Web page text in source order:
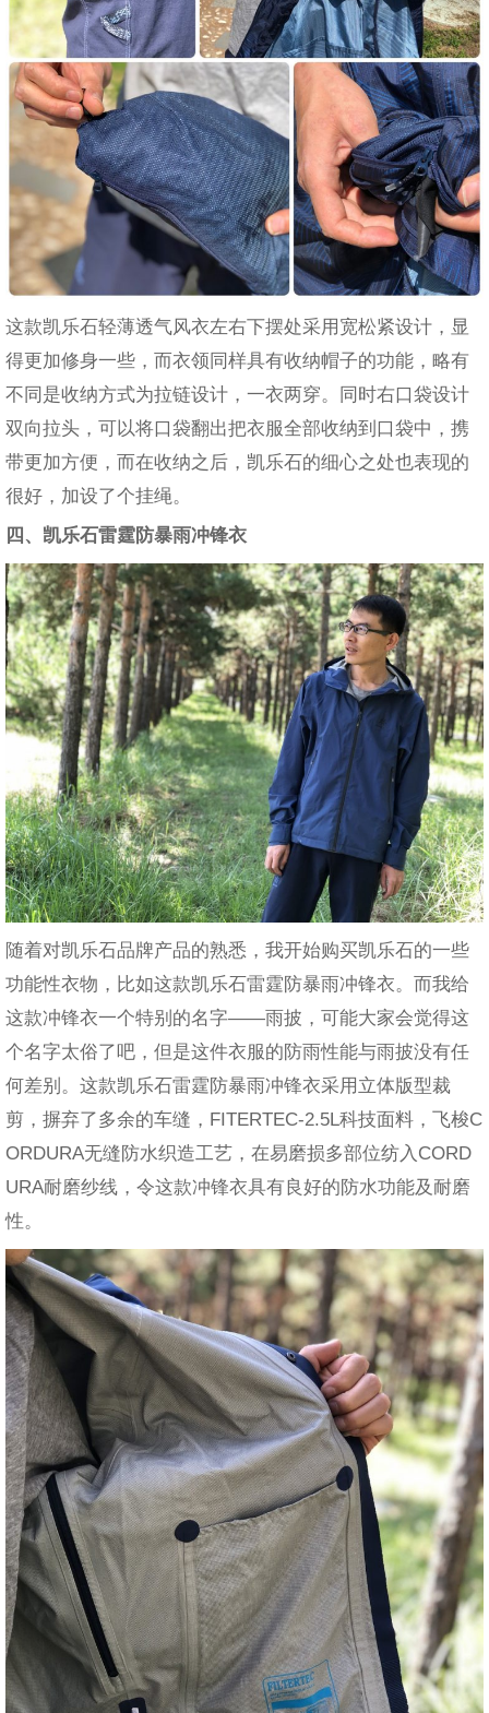
这款凯乐石轻薄透气风衣左右下摆处采用宽松紧设计，显
得更加修身一些，而衣领同样具有收纳帽子的功能，略有
不同是收纳方式为拉链设计，一衣两穿。同时右口袋设计
双向拉头，可以将口袋翻出把衣服全部收纳到口袋中，携
带更加方便，而在收纳之后，凯乐石的细心之处也表现的
很好，加设了个挂绳。
四、凯乐石雷霆防暴雨冲锋衣
随着对凯乐石品牌产品的熟悉，我开始购买凯乐石的一些
功能性衣物，比如这款凯乐石雷霆防暴雨冲锋衣。而我给
这款冲锋衣一个特别的名字——雨披，可能大家会觉得这
个名字太俗了吧，但是这件衣服的防雨性能与雨披没有任
何差别。这款凯乐石雷霆防暴雨冲锋衣采用立体版型裁
剪，摒弃了多余的车缝，FITERTEC-2.5L科技面料，飞梭C
ORDURA无缝防水织造工艺，在易磨损多部位纺入CORD
URA耐磨纱线，令这款冲锋衣具有良好的防水功能及耐磨
性。